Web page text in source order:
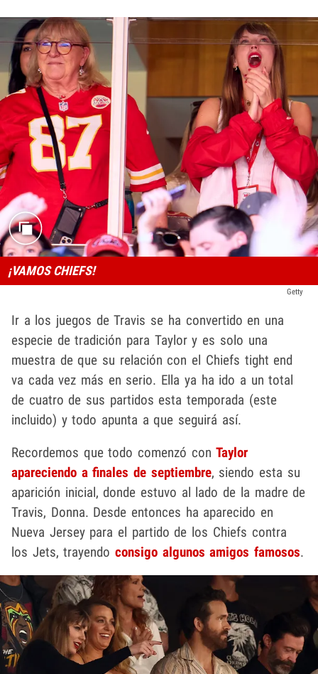
¡VAMOS CHIEFS!
Getty
Ir a los juegos de Travis se ha convertido en una
especie de tradición para Taylor y es solo una
muestra de que su relación con el Chiefs tight end
va cada vez más en serio. Ella ya ha ido a un total
de cuatro de sus partidos esta temporada (este
incluido) y todo apunta a que seguirá así.
Recordemos que todo comenzó conTaylor
apareciendo a finales de septiembre, siendo esta su
aparición inicial, donde estuvo al lado de la madre de
Travis, Donna. Desde entonces ha aparecido en
Nueva Jersey para el partido de los Chiefs contra
los Jets, trayendoconsigo algunos amigos famosos.